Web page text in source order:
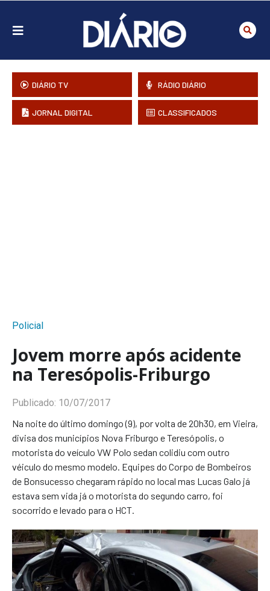
DIÁRIO TV RÁDIO DIÁRIO
JORNAL DIGITAL CLASSIFICADOS
Policial
Jovem morre após acidente
na Teresópolis-Friburgo
Publicado: 10/07/2017
Na noite do último domingo (9), por volta de 20h30, em Vieira,
divisa dos municípios Nova Friburgo e Teresópolis, o
motorista do veículo VW Polo sedan colidiu com outro
véiculo do mesmo modelo. Equipes do Corpo de Bombeiros
de Bonsucesso chegaram rápido no local mas Lucas Galo já
estava sem vida já o motorista do segundo carro, foi
socorrido e levado para o HCT.